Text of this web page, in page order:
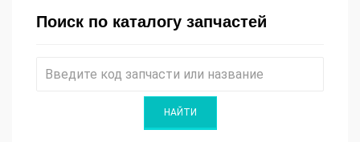
Поиск по каталогу запчастей